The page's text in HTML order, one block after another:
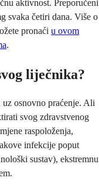
aktivnost. Preporučeni
svaka četiri dana. Više o
pronaći u ovom
.
liječnika?
osnovno praćenje. Ali
svog zdravstvenog
raspoloženja,
infekcije poput
sustav), ekstremnu